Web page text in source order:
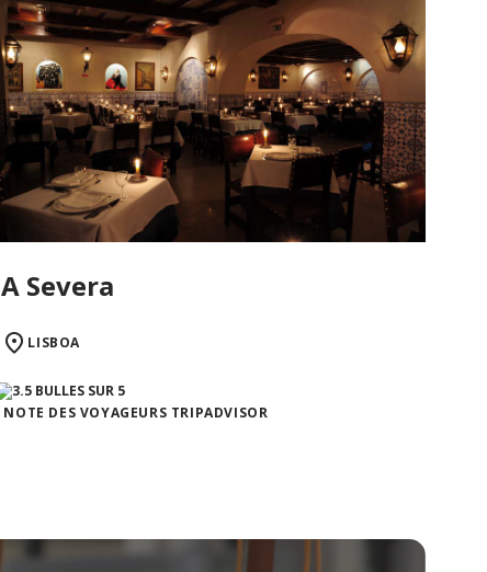
A Severa
LISBOA
NOTE DES VOYAGEURS TRIPADVISOR